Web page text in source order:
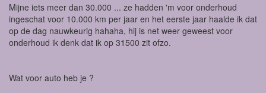
Mijne iets meer dan 30.000 ... ze hadden 'm voor onderhoud
ingeschat voor 10.000 km per jaar en het eerste jaar haalde ik dat
op de dag nauwkeurig hahaha, hij is net weer geweest voor
onderhoud ik denk dat ik op 31500 zit ofzo.
Wat voor auto heb je ?